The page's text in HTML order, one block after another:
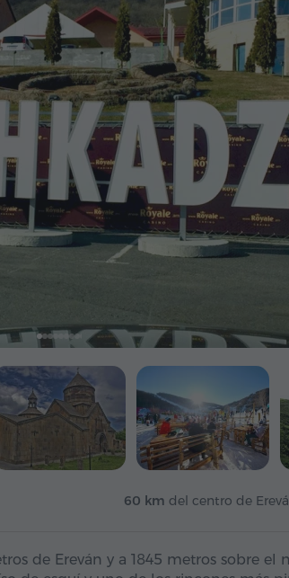
60 km del centro de
de Ereván y a 1845 metros sobre el